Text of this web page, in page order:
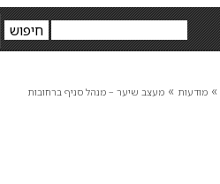
» מודעות » מעצב שיער – מנהל סניף ברחובות